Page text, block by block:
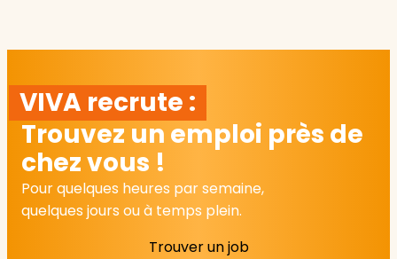
VIVA recrute :
Trouvez un emploi près de
chez vous !
Pour quelques heures par semaine,
quelques jours ou à temps plein.
Trouver un job